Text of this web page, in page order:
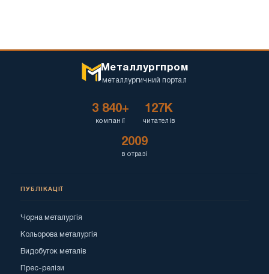
Металлургпром
металлургичний портал
3 840+
компанії
127K
читателів
2009
в отразі
ПУБЛІКАЦІЇ
Чорна металургія
Кольорова металургія
Видобуток металів
Прес-релізи